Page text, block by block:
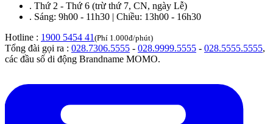
. Thứ 2 - Thứ 6 (trừ thứ 7, CN, ngày Lễ)
. Sáng: 9h00 - 11h30 | Chiều: 13h00 - 16h30
Hotline : 1900 5454 41 (Phí 1.000đ/phút)
Tổng đài gọi ra : 028.7306.5555 - 028.9999.5555 - 028.5555.5555,
các đầu số di động Brandname MOMO.